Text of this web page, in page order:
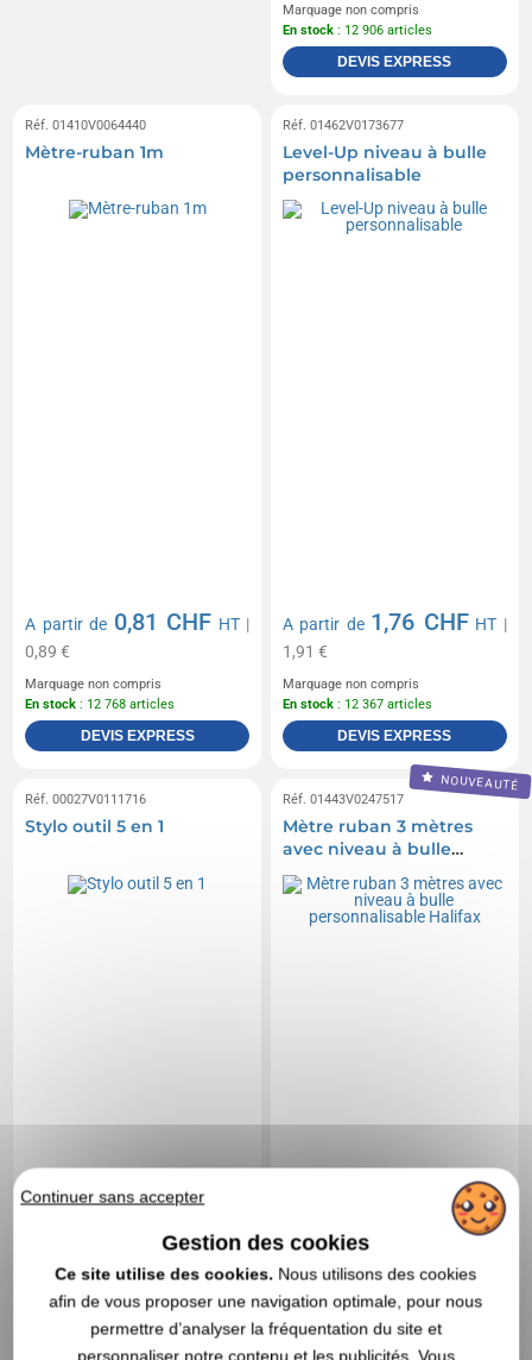
Marquage non compris
En stock : 12 906 articles
DEVIS EXPRESS
Réf. 01410V0064440
Mètre-ruban 1m
A partir de 0,81 CHF HT|
0,89 €
Marquage non compris
En stock : 12 768 articles
DEVIS EXPRESS
Réf. 01462V0173677
Level-Up niveau à bulle
personnalisable
A partir de 1,76 CHF HT |
1,91 €
Marquage non compris
En stock : 12 367 articles
DEVIS EXPRESS
Réf. 00027V0111716
Stylo outil 5 en 1
A partir de4,25 CHFHT|
NOUVEAUTÉ
Réf. 01443V0247517
Mètre ruban 3 mètres
avec niveau à bulle
personnalisable Halifax
A partir de1,94 CHFHT
2,11 €
Continuer sans accepter
Gestion des cookies
Ce site utilise des cookies. Nous utilisons des cookies
afin de vous proposer une navigation optimale, pour nous
permettre d’analyser la fréquentation du site et
personnaliser notre contenu et les publicités. Vous